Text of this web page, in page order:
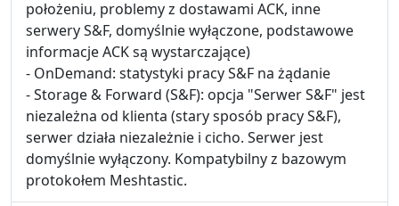
położeniu, problemy z dostawami ACK, inne
serwery S&F, domyślnie wyłączone, podstawowe
informacje ACK są wystarczające)
- OnDemand: statystyki pracy S&F na żądanie
- Storage & Forward (S&F): opcja "Serwer S&F" jest
niezależna od klienta (stary sposób pracy S&F),
serwer działa niezależnie i cicho. Serwer jest
domyślnie wyłączony. Kompatybilny z bazowym
protokołem Meshtastic.